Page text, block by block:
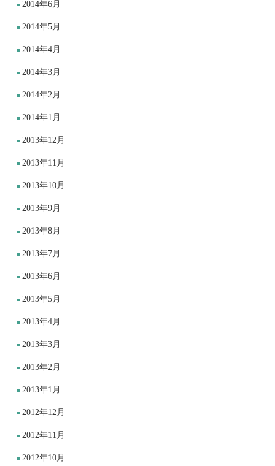
2014年6月
2014年5月
2014年4月
2014年3月
2014年2月
2014年1月
2013年12月
2013年11月
2013年10月
2013年9月
2013年8月
2013年7月
2013年6月
2013年5月
2013年4月
2013年3月
2013年2月
2013年1月
2012年12月
2012年11月
2012年10月